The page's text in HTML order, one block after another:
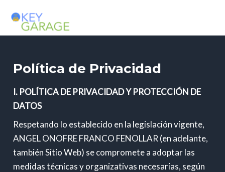
contenido
MENU
Política de Privacidad
I. POLÍTICA DE PRIVACIDAD Y PROTECCIÓN DE
DATOS
Respetando lo establecido en la legislación vigente,
ANGEL ONOFRE FRANCO FENOLLAR (en adelante,
también Sitio Web) se compromete a adoptar las
medidas técnicas y organizativas necesarias, según